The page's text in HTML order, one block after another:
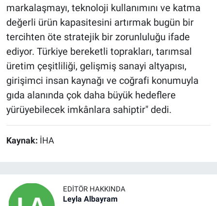
markalaşmayı, teknoloji kullanımını ve katma
değerli ürün kapasitesini artırmak bugün bir
tercihten öte stratejik bir zorunluluğu ifade
ediyor. Türkiye bereketli toprakları, tarımsal
üretim çeşitliliği, gelişmiş sanayi altyapısı,
girişimci insan kaynağı ve coğrafi konumuyla
gıda alanında çok daha büyük hedeflere
yürüyebilecek imkânlara sahiptir" dedi.
Kaynak: İHA
EDITÖR HAKKINDA
Leyla Albayram